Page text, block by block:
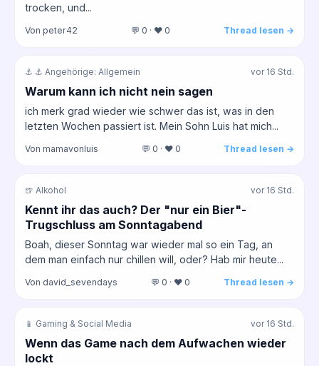
trocken, und...
Von peter42 💬 0 · ❤️ 0 Thread lesen →
⚓ ⚓ Angehörige: Allgemein vor 16 Std.
Warum kann ich nicht nein sagen
ich merk grad wieder wie schwer das ist, was in den
letzten Wochen passiert ist. Mein Sohn Luis hat mich...
Von mamavonluis 💬 0 · ❤️ 0 Thread lesen →
🍺 Alkohol vor 16 Std.
Kennt ihr das auch? Der "nur ein Bier"-
Trugschluss am Sonntagabend
Boah, dieser Sonntag war wieder mal so ein Tag, an
dem man einfach nur chillen will, oder? Hab mir heute...
Von david_sevendays 💬 0 · ❤️ 0 Thread lesen →
📱 Gaming & Social Media vor 16 Std.
Wenn das Game nach dem Aufwachen wieder
lockt